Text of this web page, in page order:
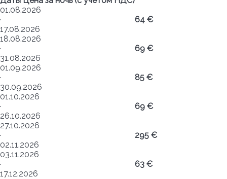
01.08.2026
·
17.08.2026
64 €
18.08.2026
·
31.08.2026
69 €
01.09.2026
·
30.09.2026
85 €
01.10.2026
·
26.10.2026
69 €
27.10.2026
·
02.11.2026
295 €
03.11.2026
·
17.12.2026
63 €